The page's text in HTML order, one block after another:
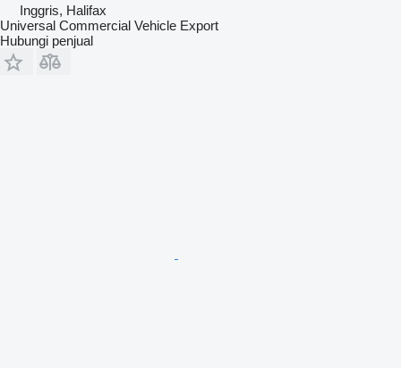
Inggris, Halifax
Universal Commercial Vehicle Export
Hubungi penjual